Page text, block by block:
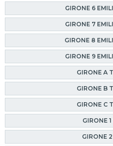
GIRONE 6
GIRONE 7
GIRONE 8
GIRONE 9
GIRONE A
GIRONE B
GIRONE C
GIRONE
GIRONE